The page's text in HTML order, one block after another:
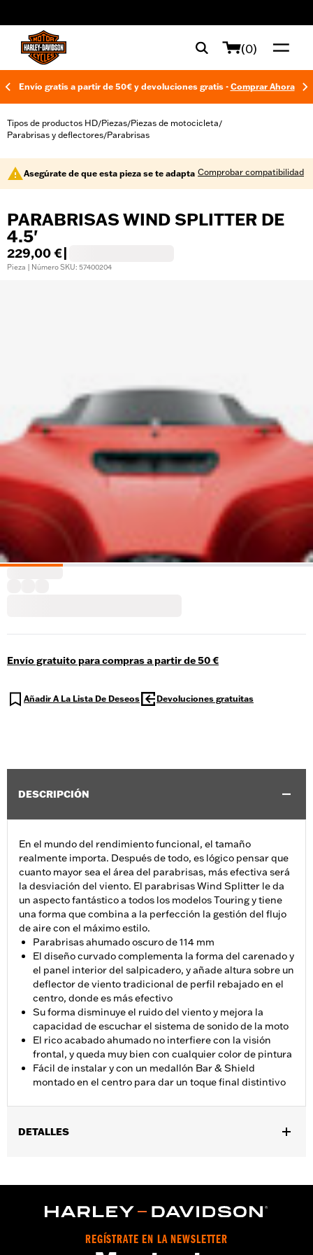
(0)
Envío gratis a partir de 50€ y devoluciones gratis - Comprar Ahora
Tipos de productos HD/Piezas/Piezas de motocicleta/
Parabrisas y deflectores/Parabrisas
Asegúrate de que esta pieza se te adapta Comprobar compatibilidad
PARABRISAS WIND SPLITTER DE
4.5'
229,00 €
Pieza | Número SKU: 57400204
Envío gratuito para compras a partir de 50 €
Añadir A La Lista De Deseos Devoluciones gratuitas
DESCRIPCIÓN
En el mundo del rendimiento funcional, el tamaño
realmente importa. Después de todo, es lógico pensar que
cuanto mayor sea el área del parabrisas, más efectiva será
la desviación del viento. El parabrisas Wind Splitter le da
un aspecto fantástico a todos los modelos Touring y tiene
una forma que combina a la perfección la gestión del flujo
de aire con el máximo estilo.
Parabrisas ahumado oscuro de 114 mm
El diseño curvado complementa la forma del carenado y
el panel interior del salpicadero, y añade altura sobre un
deflector de viento tradicional de perfil rebajado en el
centro, donde es más efectivo
Su forma disminuye el ruido del viento y mejora la
capacidad de escuchar el sistema de sonido de la moto
El rico acabado ahumado no interfiere con la visión
frontal, y queda muy bien con cualquier color de pintura
Fácil de instalar y con un medallón Bar & Shield
montado en el centro para dar un toque final distintivo
DETALLES
o bolsillos del parabrisas.
Instrucciones de instalación
Se vende por unidades:Cada una
REGÍSTRATE EN LA NEWSLETTER